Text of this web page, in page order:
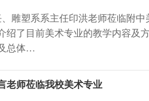
雕塑系系主任印洪老师莅临附
绍了目前美术专业的教学内容
总体…
老师莅临我校美术专业